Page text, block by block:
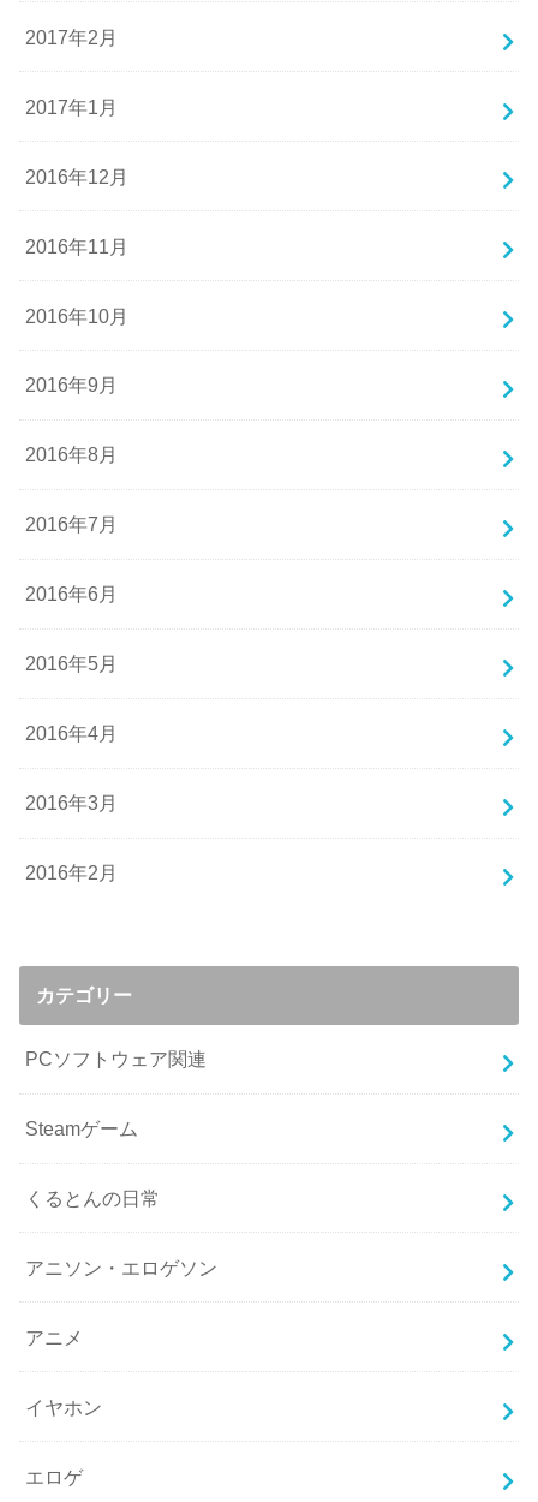
2017年2月
2017年1月
2016年12月
2016年11月
2016年10月
2016年9月
2016年8月
2016年7月
2016年6月
2016年5月
2016年4月
2016年3月
2016年2月
カテゴリー
PCソフトウェア関連
Steamゲーム
くるとんの日常
アニソン・エロゲソン
アニメ
イヤホン
エロゲ